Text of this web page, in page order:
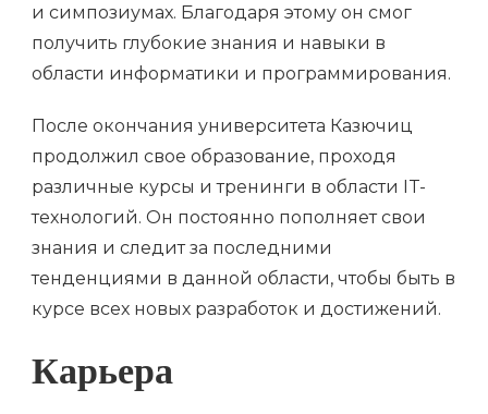
и симпозиумах. Благодаря этому он смог
получить глубокие знания и навыки в
области информатики и программирования.
После окончания университета Казючиц
продолжил свое образование, проходя
различные курсы и тренинги в области IT-
технологий. Он постоянно пополняет свои
знания и следит за последними
тенденциями в данной области, чтобы быть в
курсе всех новых разработок и достижений.
Карьера